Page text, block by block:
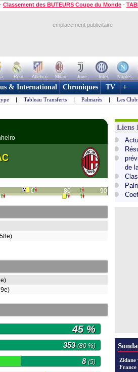
- Classement des BUTEURS Coupe du Monde -
emplacement publicitaire
Real Atletico Milan Juve Inter Naples
& International Chroniques TV +
| Tableau Transferts | Palmarès | Les
70 80 90
45 %
353(80 %)
8(5)
Liens
de
Zidane
France